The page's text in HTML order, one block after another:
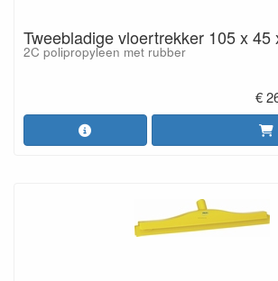
Tweebladige vloertrekker 105 x 45
2C polipropyleen met rubber
€